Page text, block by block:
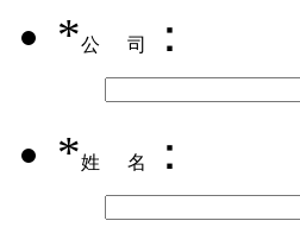
*公司 ：
*姓名 ：